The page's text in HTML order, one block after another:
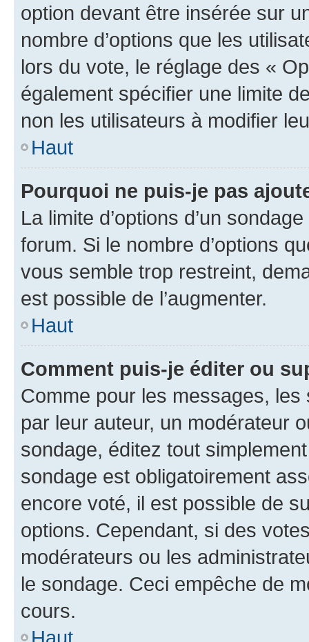
option devant être insérée sur
nombre d’options que les
lors du vote, le réglage des «
également spécifier une limite
non les utilisateurs à modifier
Haut
Pourquoi ne puis-je pas
La limite d’options d’un
forum. Si le nombre d’options
vous semble trop restreint,
est possible de l’augmenter.
Haut
Comment puis-je éditer ou
Comme pour les messages,
par leur auteur, un modérateur
sondage, éditez tout
sondage est obligatoirement
encore voté, il est possible de
options. Cependant, si des
modérateurs ou les
le sondage. Ceci empêche de
cours.
Haut